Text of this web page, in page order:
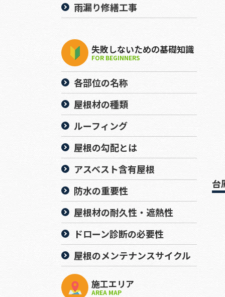
台
雨漏り修繕工事
失敗しないための基礎知識
FOR BEGINNERS
各部位の名称
屋根材の種類
ルーフィング
屋根の勾配とは
アスベスト含有屋根
防水の重要性
屋根材の耐久性・遮熱性
ドローン診断の必要性
屋根のメンテナンスサイクル
施工エリア
AREA MAP